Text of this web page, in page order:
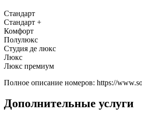
Стандарт
Стандарт +
Комфорт
Полулюкс
Студия де люкс
Люкс
Люкс премиум
Полное описание номеров: https://
Дополнительные услуги